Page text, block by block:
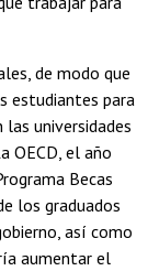
de modo que
estudiantes para
universidades
OECD, el año
Becas
los graduados
así como
aumentar el